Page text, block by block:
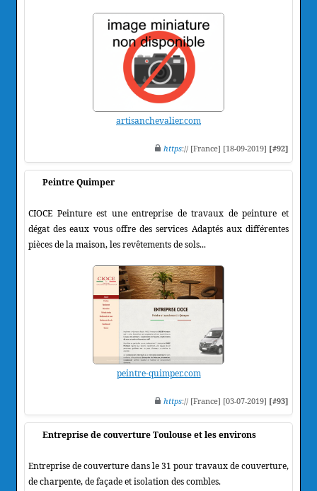
artisanchevalier.com
https:// [France] [18-09-2019] [#92]
Peintre Quimper
CIOCE Peinture est une entreprise de travaux de peinture et
dégat des eaux vous offre des services Adaptés aux différentes
pièces de la maison, les revêtements de sols...
peintre-quimper.com
https:// [France] [03-07-2019] [#93]
Entreprise de couverture Toulouse et les environs
Entreprise de couverture dans le 31 pour travaux de couverture,
de charpente, de façade et isolation des combles.